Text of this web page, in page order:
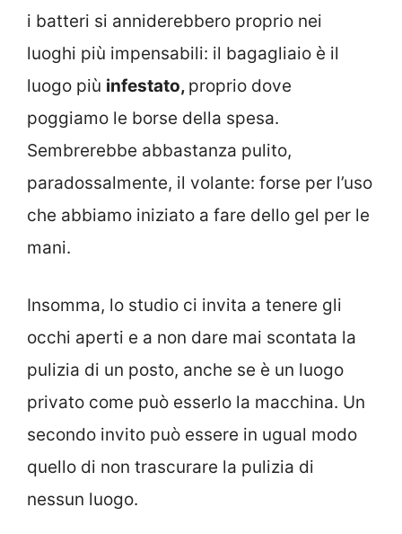
i batteri si anniderebbero proprio nei
luoghi più impensabili: il bagagliaio è il
luogo più infestato, proprio dove
poggiamo le borse della spesa.
Sembrerebbe abbastanza pulito,
paradossalmente, il volante: forse per l’uso
che abbiamo iniziato a fare dello gel per le
mani.
Insomma, lo studio ci invita a tenere gli
occhi aperti e a non dare mai scontata la
pulizia di un posto, anche se è un luogo
privato come può esserlo la macchina. Un
secondo invito può essere in ugual modo
quello di non trascurare la pulizia di
nessun luogo.